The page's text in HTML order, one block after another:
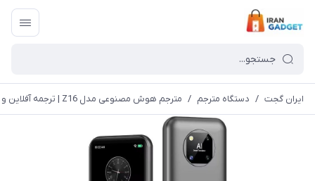
ایران گجت / دستگاه مترجم / مترجم هوش مصنوعی مدل Z16 | ترجمه آفلاین و آنلاین ۱۳۹ زبان (شامل فارسی آفلاین) دارای گارانتی و ضمانت اصالت کالا